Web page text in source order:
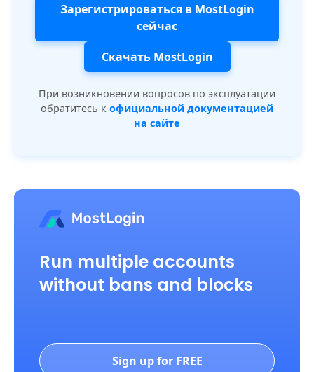
Зарегистрироваться в MostLogin
сейчас
Скачать MostLogin
При возникновении вопросов по эксплуатации
обратитесь к официальной документацией
на сайте
Run multiple accounts
without bans and blocks
Sign up for FREE